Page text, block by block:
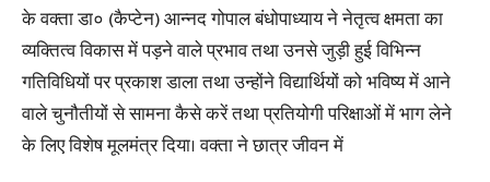
के वक्ता डा० (कैप्टेन) आन्नद गोपाल बंधोपाध्याय ने नेतृत्व क्षमता का
व्यक्तित्व विकास में पड़ने वाले प्रभाव तथा उनसे जुड़ी हुई विभिन्न
गतिविधियों पर प्रकाश डाला तथा उन्होंने विद्यार्थियों को भविष्य में आने
वाले चुनौतीयों से सामना कैसे करें तथा प्रतियोगी परिक्षाओं में भाग लेने
के लिए विशेष मूलमंत्र दिया। वक्ता ने छात्र जीवन में